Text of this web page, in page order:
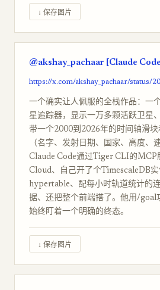
↓ 保存图片
@akshay_pachaar [Claude Code]
https://x.com/akshay_pachaar/status/
一个确实让人佩服的全栈作品：一
星追踪器，显示一万多颗活跃卫星
带一个2000到2026年的时间轴滑
（名字、发射日期、国家、高度、
Claude Code通过Tiger CLI的MCP
Cloud、自己开了个TimescaleDB
hypertable、配每小时轨道统计的
据、还把整个前端搭了。他用/goal
始终盯着一个明确的终态。
↓ 保存图片